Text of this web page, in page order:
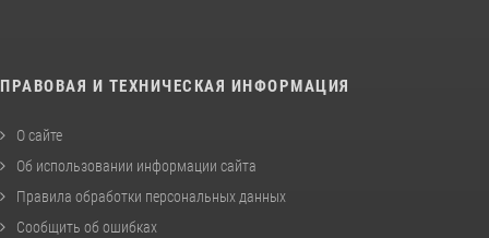
ПРАВОВАЯ И ТЕХНИЧЕСКАЯ ИНФОРМАЦИЯ
О сайте
Об использовании информации сайта
Правила обработки персональных данных
Сообщить об ошибках